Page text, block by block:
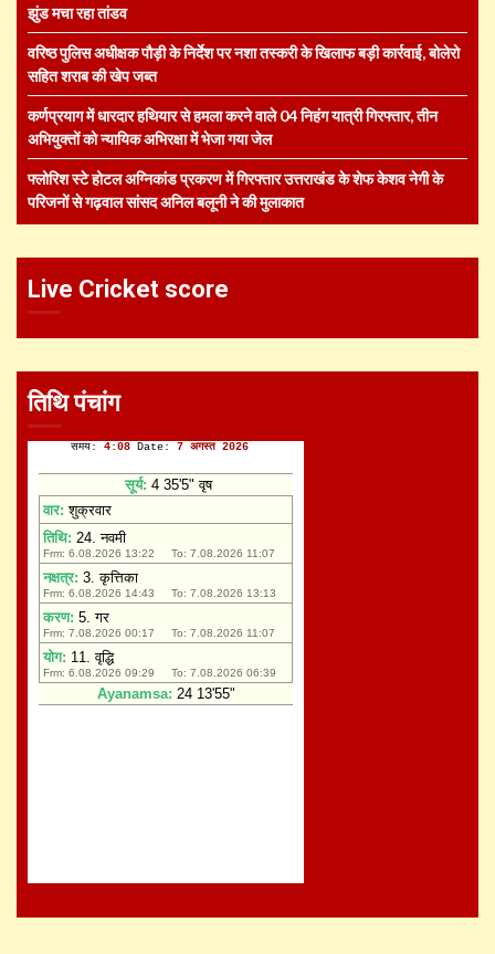
झुंड मचा रहा तांडव
वरिष्ठ पुलिस अधीक्षक पौड़ी के निर्देश पर नशा तस्करी के खिलाफ बड़ी कार्रवाई, बोलेरो
सहित शराब की खेप जब्त
कर्णप्रयाग में धारदार हथियार से हमला करने वाले 04 निहंग यात्री गिरफ्तार, तीन
अभियुक्तों को न्यायिक अभिरक्षा में भेजा गया जेल
फ्लोरिश स्टे होटल अग्निकांड प्रकरण में गिरफ्तार उत्तराखंड के शेफ केशव नेगी के
परिजनों से गढ़वाल सांसद अनिल बलूनी ने की मुलाकात
Live Cricket score
तिथि पंचांग